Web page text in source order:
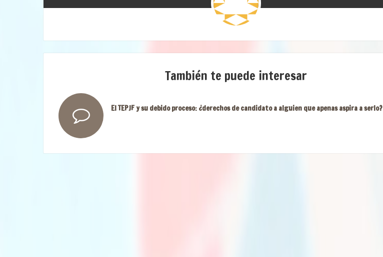
También te puede interesar
El TEPJF y su debido proceso: ¿derechos de candidato a alguien que apenas aspira a serlo?